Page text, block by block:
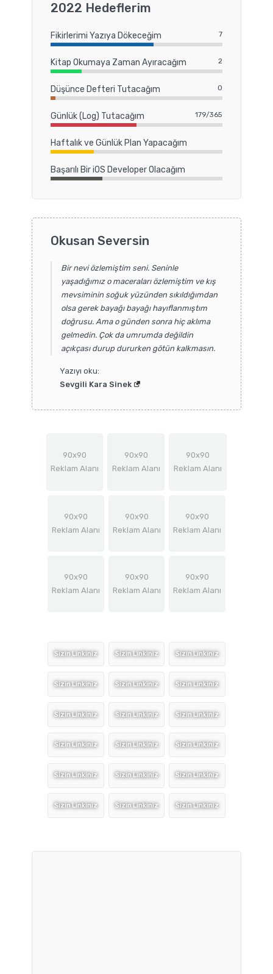
2022 Hedeflerim
Fikirlerimi Yazıya Dökeceğim 7
Kitap Okumaya Zaman Ayıracağım 2
Düşünce Defteri Tutacağım 0
Günlük (Log) Tutacağım 179/365
Haftalık ve Günlük Plan Yapacağım
Başarılı Bir iOS Developer Olacağım
Okusan Seversin
Bir nevi özlemiştim seni. Seninle
yaşadığımız o maceraları özlemiştim ve kış
mevsiminin soğuk yüzünden sıkıldığımdan
olsa gerek bayağı bayağı hayıflanmıştım
doğrusu. Ama o günden sonra hiç aklıma
gelmedin. Çok da umrumda değildin
açıkçası durup dururken götün kalkmasın.
Yazıyı oku:
Sevgili Kara Sinek
90x90
Reklam Alanı
90x90
Reklam Alanı
90x90
Reklam Alanı
90x90
Reklam Alanı
90x90
Reklam Alanı
90x90
Reklam Alanı
90x90
Reklam Alanı
90x90
Reklam Alanı
90x90
Reklam Alanı
Sizin Linkiniz
Sizin Linkiniz
Sizin Linkiniz
Sizin Linkiniz
Sizin Linkiniz
Sizin Linkiniz
Sizin Linkiniz
Sizin Linkiniz
Sizin Linkiniz
Sizin Linkiniz
Sizin Linkiniz
Sizin Linkiniz
Sizin Linkiniz
Sizin Linkiniz
Sizin Linkiniz
Sizin Linkiniz
Sizin Linkiniz
Sizin Linkiniz